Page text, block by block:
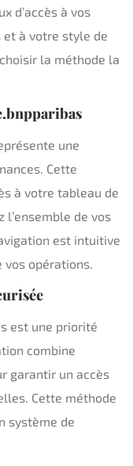
d’accès à vos
et à votre style de
la méthode la
une
Cette
à votre tableau de
l’ensemble de vos
est intuitive
opérations.
est une priorité
combine
garantir un accès
Cette méthode
système de